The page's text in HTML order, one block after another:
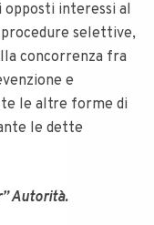
opposti interessi al
selettive,
concorrenza fra
e
le altre forme di
le dette
Autorità.